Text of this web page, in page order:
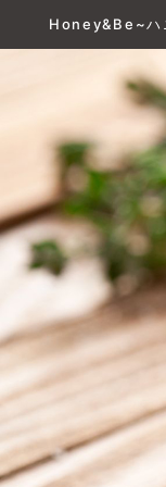
Honey&Be~ハ